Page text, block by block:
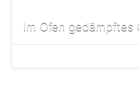
Im Ofen gedämpftes